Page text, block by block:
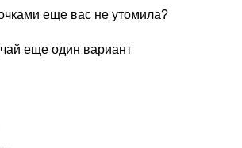
еще вас не утомила?
еще один вариант